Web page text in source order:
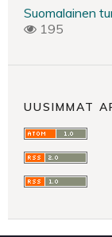
Suomalainen
195
UUSIMMAT